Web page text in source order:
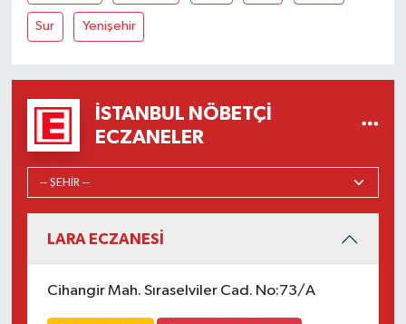
Sur Yenişehir
İSTANBUL NÖBETÇI
ECZANELER
LARA ECZANESİ
Cihangir Mah. Sıraselviler Cad. No:73/A